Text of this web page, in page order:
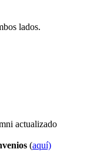
lados.
actualizado
(aquí)